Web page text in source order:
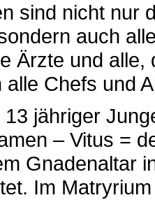
sind nicht nur
auch
Ärzte und
alle Chefs und
13 jähriger
– Vitus =
Gnadenaltar
Im